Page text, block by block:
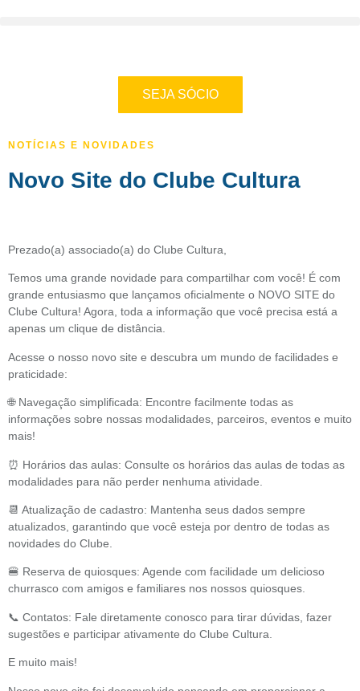
SEJA SÓCIO
NOTÍCIAS E NOVIDADES
Novo Site do Clube Cultura
Prezado(a) associado(a) do Clube Cultura,
Temos uma grande novidade para compartilhar com você! É com
grande entusiasmo que lançamos oficialmente o NOVO SITE do
Clube Cultura! Agora, toda a informação que você precisa está a
apenas um clique de distância.
Acesse o nosso novo site e descubra um mundo de facilidades e
praticidade:
🌐 Navegação simplificada: Encontre facilmente todas as
informações sobre nossas modalidades, parceiros, eventos e muito
mais!
⏰ Horários das aulas: Consulte os horários das aulas de todas as
modalidades para não perder nenhuma atividade.
📆 Atualização de cadastro: Mantenha seus dados sempre
atualizados, garantindo que você esteja por dentro de todas as
novidades do Clube.
🍔 Reserva de quiosques: Agende com facilidade um delicioso
churrasco com amigos e familiares nos nossos quiosques.
📞 Contatos: Fale diretamente conosco para tirar dúvidas, fazer
sugestões e participar ativamente do Clube Cultura.
E muito mais!